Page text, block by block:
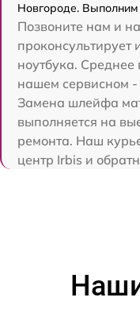
Новгороде. Выполним
Позвоните нам и
проконсультирует
ноутбука. Среднее
нашем сервисном -
Замена шлейфа
выполняется на
ремонта. Наш
центр Irbis и